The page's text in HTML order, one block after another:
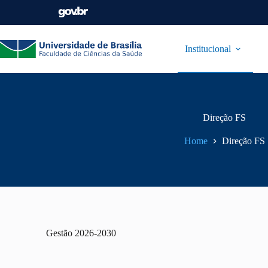
Institucional
Direção FS
Home Direção FS
Gestão 2026-2030